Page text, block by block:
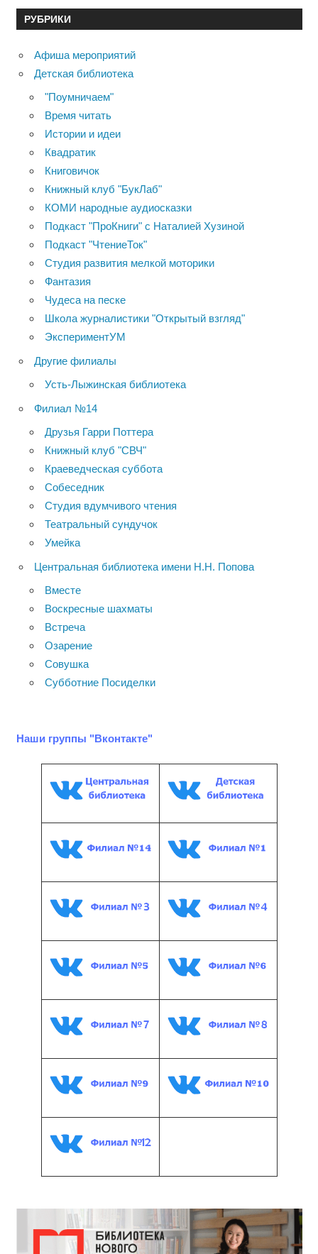
РУБРИКИ
Афиша мероприятий
Детская библиотека
"Поумничаем"
Время читать
Истории и идеи
Квадратик
Книговичок
Книжный клуб "БукЛаб"
КОМИ народные аудиосказки
Подкаст "ПроКниги" с Наталией Хузиной
Подкаст "ЧтениеТок"
Студия развития мелкой моторики
Фантазия
Чудеса на песке
Школа журналистики "Открытый взгляд"
ЭкспериментУМ
Другие филиалы
Усть-Лыжинская библиотека
Филиал №14
Друзья Гарри Поттера
Книжный клуб "СВЧ"
Краеведческая суббота
Собеседник
Студия вдумчивого чтения
Театральный сундучок
Умейка
Центральная библиотека имени Н.Н. Попова
Вместе
Воскресные шахматы
Встреча
Озарение
Совушка
Субботние Посиделки
Наши группы "Вконтакте"